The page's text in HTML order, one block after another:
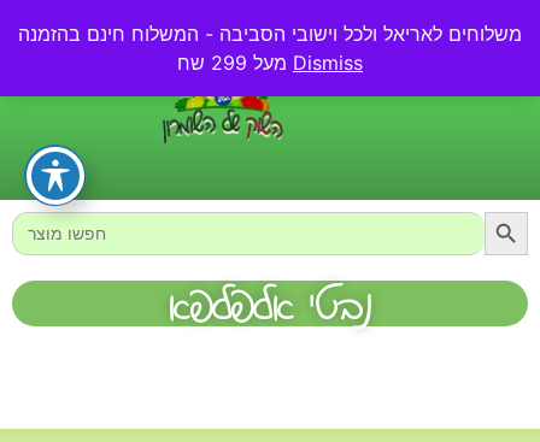
משלוחים לאריאל ולכל וישובי הסביבה - המשלוח חינם בהזמנה
Dismiss
0.00₪
Search
for:
נבטי אלפלפא